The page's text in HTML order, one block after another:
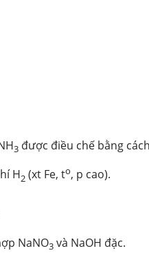
3 được điều chế bằng
H2 (xt Fe, to, p cao).
NaNO3 và NaOH đặc.